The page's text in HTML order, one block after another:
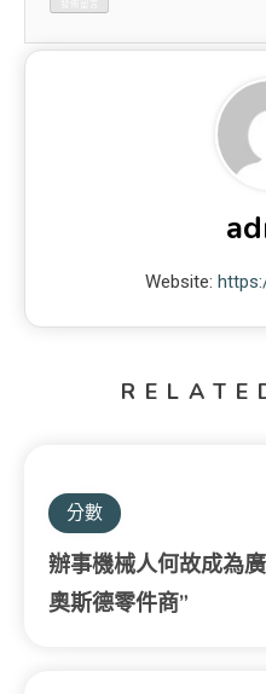
Website:
分數
辦事機械人何故成為
奧斯德零件商”